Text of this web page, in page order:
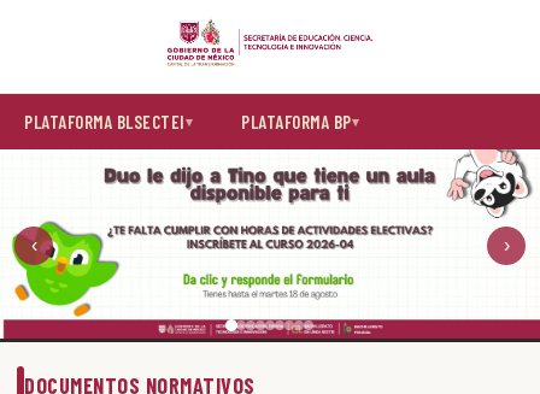
PLATAFORMA BLSECTEI PLATAFORMA BP
‹ ›
DOCUMENTOS NORMATIVOS